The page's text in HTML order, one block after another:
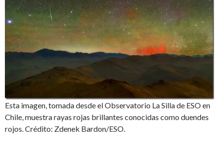
Esta imagen, tomada desde el Observatorio La Silla de ESO en
Chile, muestra rayas rojas brillantes conocidas como duendes
rojos. Crédito: Zdenek Bardon/ESO.